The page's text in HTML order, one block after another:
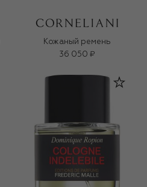
Кожаный ремень
36 050 ₽